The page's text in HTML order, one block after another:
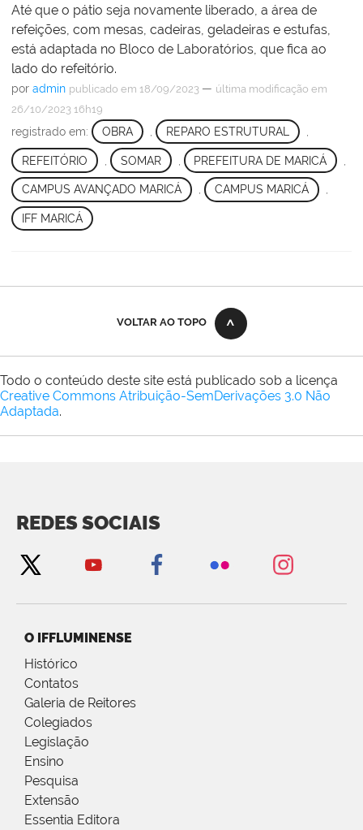
Até que o pátio seja novamente liberado, a área de
refeições, com mesas, cadeiras, geladeiras e estufas,
está adaptada no Bloco de Laboratórios, que fica ao
lado do refeitório.
por admin publicado em 18/09/2023 — última modificação em
26/10/2023 16h19
registrado em: OBRA REPARO ESTRUTURAL
REFEITÓRIO SOMAR PREFEITURA DE MARICÁ
CAMPUS AVANÇADO MARICÁ , CAMPUS MARICÁ ,
IFF MARICÁ
VOLTAR AO TOPO
Todo o conteúdo deste site está publicado sob a licença
Creative Commons Atribuição-SemDerivações 3.0 Não
Adaptada.
REDES SOCIAIS
O IFFLUMINENSE
Histórico
Contatos
Galeria de Reitores
Colegiados
Legislação
Ensino
Pesquisa
Extensão
Essentia Editora